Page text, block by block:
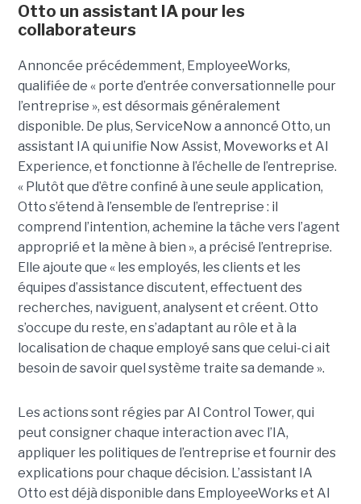
Otto un assistant IA pour les
collaborateurs
Annoncée précédemment, EmployeeWorks,
qualifiée de « porte d’entrée conversationnelle pour
l’entreprise », est désormais généralement
disponible. De plus, ServiceNow a annoncé Otto, un
assistant IA qui unifie Now Assist, Moveworks et AI
Experience, et fonctionne à l’échelle de l’entreprise.
« Plutôt que d’être confiné à une seule application,
Otto s’étend à l’ensemble de l’entreprise : il
comprend l’intention, achemine la tâche vers l’agent
approprié et la mène à bien », a précisé l’entreprise.
Elle ajoute que « les employés, les clients et les
équipes d’assistance discutent, effectuent des
recherches, naviguent, analysent et créent. Otto
s’occupe du reste, en s’adaptant au rôle et à la
localisation de chaque employé sans que celui-ci ait
besoin de savoir quel système traite sa demande ».
Les actions sont régies par AI Control Tower, qui
peut consigner chaque interaction avec l’IA,
appliquer les politiques de l’entreprise et fournir des
explications pour chaque décision. L’assistant IA
Otto est déjà disponible dans EmployeeWorks et AI